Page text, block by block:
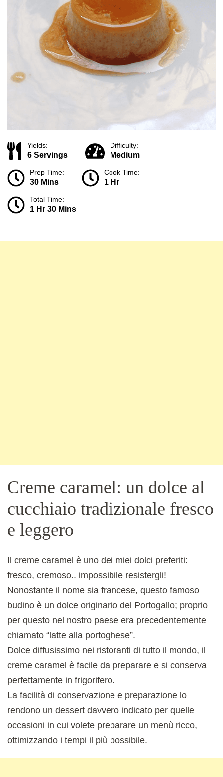
Yields:
6 Servings
Difficulty:
Medium
Prep Time:
30 Mins
Cook Time:
1 Hr
Total Time:
1 Hr 30 Mins
Creme caramel: un dolce al
cucchiaio tradizionale fresco
e leggero
Il creme caramel è uno dei miei dolci preferiti:
fresco, cremoso.. impossibile resistergli!
Nonostante il nome sia francese, questo famoso
budino è un dolce originario del Portogallo; proprio
per questo nel nostro paese era precedentemente
chiamato “latte alla portoghese”.
Dolce diffusissimo nei ristoranti di tutto il mondo, il
creme caramel è facile da preparare e si conserva
perfettamente in frigorifero.
La facilità di conservazione e preparazione lo
rendono un dessert davvero indicato per quelle
occasioni in cui volete preparare un menù ricco,
ottimizzando i tempi il più possibile.